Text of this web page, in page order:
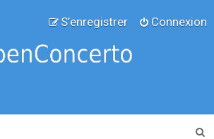
Connexion
S’enregistrer